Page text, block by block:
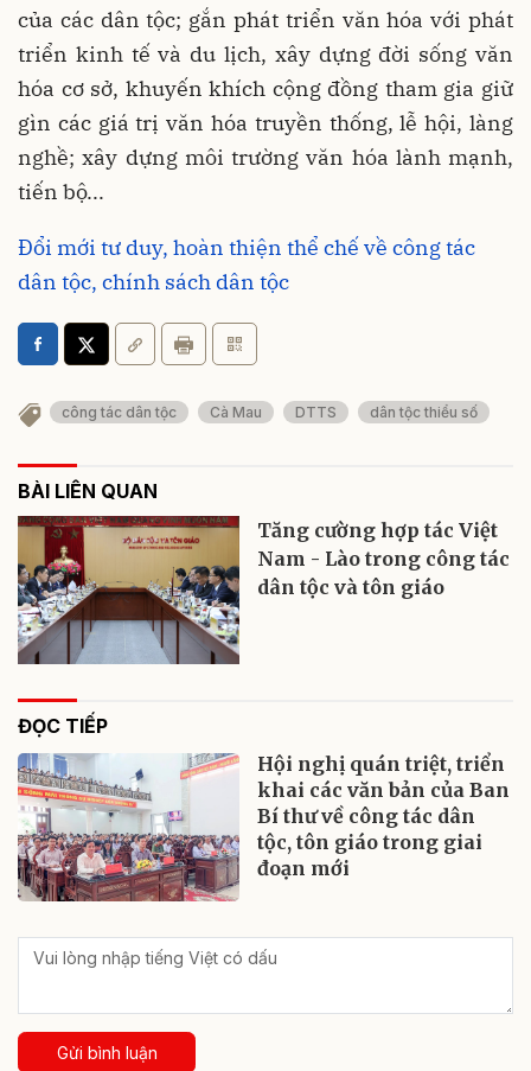
của các dân tộc; gắn phát triển văn hóa với phát
triển kinh tế và du lịch, xây dựng đời sống văn
hóa cơ sở, khuyến khích cộng đồng tham gia giữ
gìn các giá trị văn hóa truyền thống, lễ hội, làng
nghề; xây dựng môi trường văn hóa lành mạnh,
tiến bộ...
Đổi mới tư duy, hoàn thiện thể chế về công tác
dân tộc, chính sách dân tộc
công tác dân tộc Cà Mau DTTS dân tộc thiểu số
BÀI LIÊN QUAN
Tăng cường hợp tác Việt
Nam - Lào trong công tác
dân tộc và tôn giáo
ĐỌC TIẾP
Hội nghị quán triệt, triển
khai các văn bản của Ban
Bí thư về công tác dân
tộc, tôn giáo trong giai
đoạn mới
Gửi bình luận